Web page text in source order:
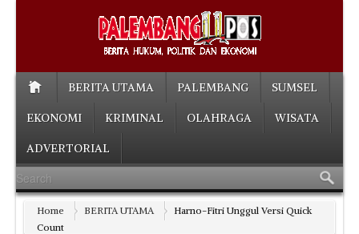
BERITA UTAMA PALEMBANG SUMSEL
EKONOMI KRIMINAL OLAHRAGA WISATA
ADVERTORIAL
Home BERITA UTAMA
Harno-Fitri Unggul Versi Quick
Count